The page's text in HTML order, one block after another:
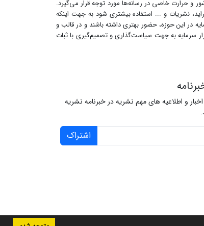
و حرارت خاصی در رسانه‌ها مورد توجه قرار می‌گیرد.
نشریات و ... استفاده بیشتری شود به جهت اینکه
در این حوزه، حضور بهتری داشته باشند و در قالب و
سرمایه به جهت سیاست‌گذاری و تصمیم‌گیری با ثبات
و اطلاعیه های مهم نشریه در خبرنامه نشریه
اشتراک